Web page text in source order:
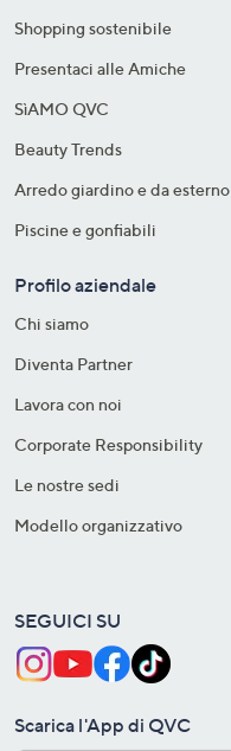
Shopping sostenibile​
Presentaci alle Amiche
SìAMO QVC
Beauty Trends
Arredo giardino e da esterno
Piscine e gonfiabili
Profilo aziendale
Chi siamo
Diventa Partner
Lavora con noi
Corporate Responsibility
Le nostre sedi
Modello organizzativo
SEGUICI SU
Scarica l'App di QVC